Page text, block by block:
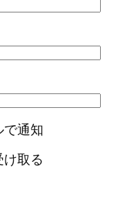
で通知
取る